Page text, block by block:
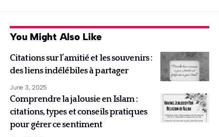
You Might Also Like
Citations sur l’amitié et les souvenirs :
des liens indélébiles à partager
June 3, 2025
Comprendre la jalousie en Islam :
citations, types et conseils pratiques
pour gérer ce sentiment